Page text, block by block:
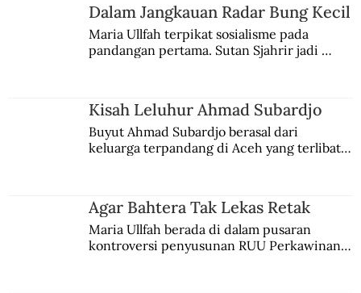
Dalam Jangkauan Radar Bung Kecil
Maria Ullfah terpikat sosialisme pada
pandangan pertama. Sutan Sjahrir jadi
Kisah Leluhur Ahmad Subardjo
Buyut Ahmad Subardjo berasal dari
keluarga terpandang di Aceh yang terlibat
Agar Bahtera Tak Lekas Retak
Maria Ullfah berada di dalam pusaran
kontroversi penyusunan RUU Perkawinan.